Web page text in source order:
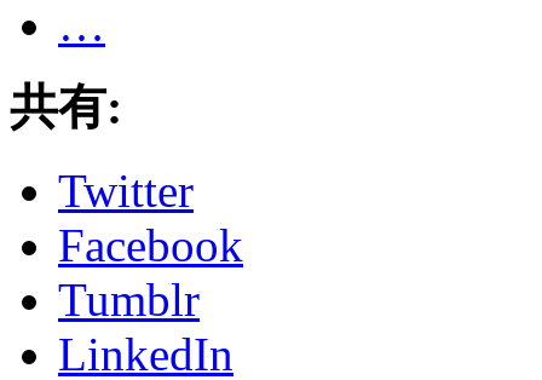
…
共有:
Twitter
Facebook
Tumblr
LinkedIn